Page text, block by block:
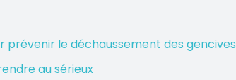
le déchaussement des gencives
au sérieux